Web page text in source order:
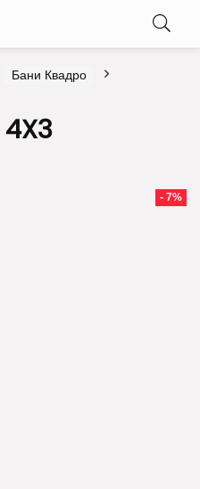
Бани Квадро
- 7%